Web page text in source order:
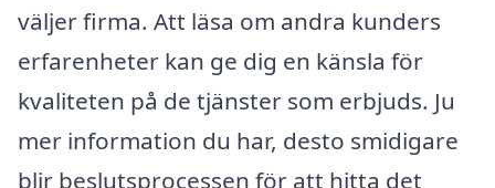
väljer firma. Att läsa om andra kunders
erfarenheter kan ge dig en känsla för
kvaliteten på de tjänster som erbjuds. Ju
mer information du har, desto smidigare
blir beslutsprocessen för att hitta det